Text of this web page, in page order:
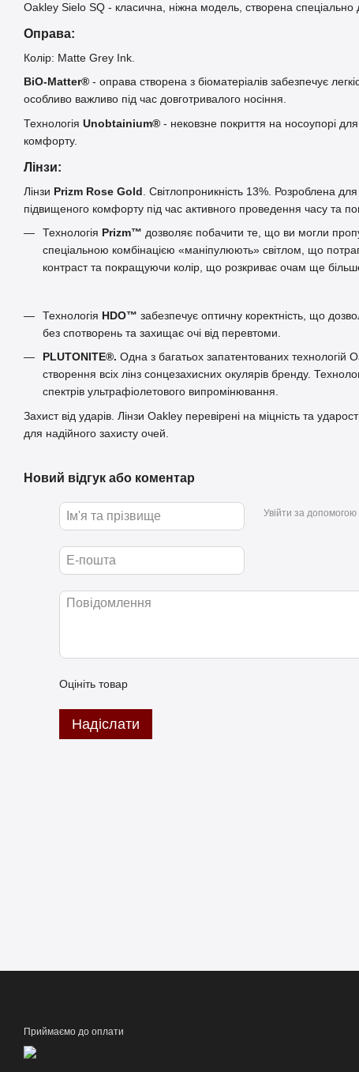
Oakley Sielo SQ - класична, ніжна модель, створена спеціально
Оправа:
Колір: Matte Grey Ink.
BiO-Matter® - оправа створена з біоматеріалів забезпечує
особливо важливо під час довготривалого носіння.
Технологія Unobtainium® - нековзне покриття на носоупорі
комфорту.
Лінзи:
Лінзи Prizm Rose Gold . Світлопроникність 13%. Розроблена
підвищеного комфорту під час активного проведення часу та
Технологія Prizm™ дозволяє побачити те, що ви могли
спеціальною комбінацією «маніпулюють» світлом, що
контраст та покращуючи колір, що розкриває очам ще
Технологія HDO™ забезпечує оптичну коректність, що
без спотворень та захищає очі від перевтоми.
PLUTONITE®. Одна з багатьох запатентованих технологій
створення всіх лінз сонцезахисних окулярів бренду.
спектрів ультрафіолетового випромінювання.
Захист від ударів. Лінзи Oakley перевірені на міцність та
для надійного захисту очей.
Новий відгук або коментар
Увійти за допомогою
Оцініть товар
Надіслати
Приймаємо до оплати